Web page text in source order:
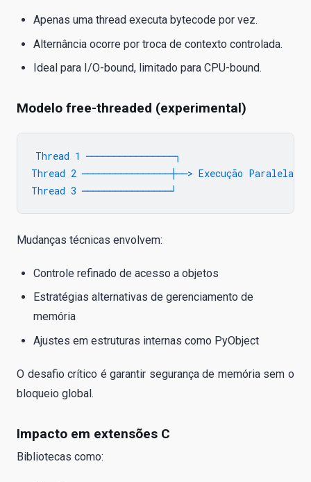
Apenas uma thread executa bytecode por vez.
Alternância ocorre por troca de contexto controlada.
Ideal para I/O-bound, limitado para CPU-bound.
Modelo free-threaded (experimental)
Thread 1 ────────────────┐
Thread 2 ────────────────┼──> Execução Paralela
Mudanças técnicas envolvem:
Controle refinado de acesso a objetos
Estratégias alternativas de gerenciamento de
memória
Ajustes em estruturas internas como PyObject
O desafio crítico é garantir segurança de memória sem o
bloqueio global.
Impacto em extensões C
Bibliotecas como: